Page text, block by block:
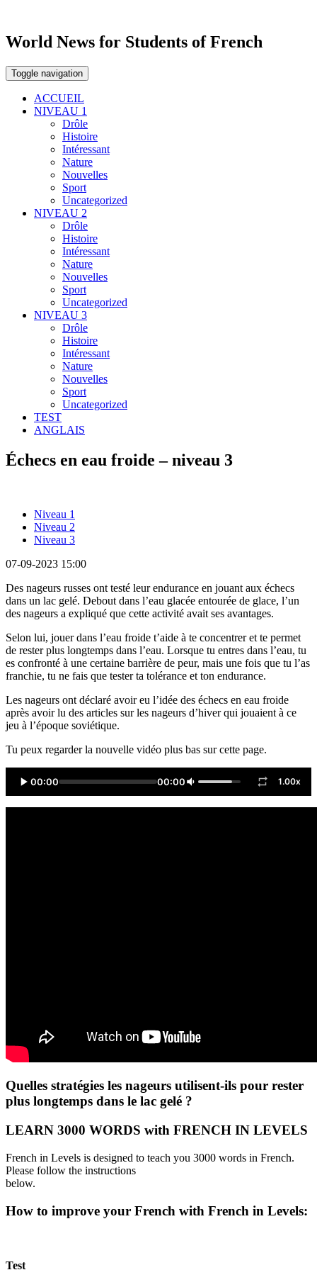
World News for Students of French
Toggle navigation
ACCUEIL
NIVEAU 1
Drôle
Histoire
Intéressant
Nature
Nouvelles
Sport
Uncategorized
NIVEAU 2
Drôle
Histoire
Intéressant
Nature
Nouvelles
Sport
Uncategorized
NIVEAU 3
Drôle
Histoire
Intéressant
Nature
Nouvelles
Sport
Uncategorized
TEST
ANGLAIS
Échecs en eau froide – niveau 3
Niveau 1
Niveau 2
Niveau 3
07-09-2023 15:00
Des nageurs russes ont testé leur endurance en jouant aux échecs
dans un lac gelé. Debout dans l’eau glacée entourée de glace, l’un
des nageurs a expliqué que cette activité avait ses avantages.
Selon lui, jouer dans l’eau froide t’aide à te concentrer et te permet
de rester plus longtemps dans l’eau. Lorsque tu entres dans l’eau, tu
es confronté à une certaine barrière de peur, mais une fois que tu l’as
franchie, tu ne fais que tester ta tolérance et ton endurance.
Les nageurs ont déclaré avoir eu l’idée des échecs en eau froide
après avoir lu des articles sur les nageurs d’hiver qui jouaient à ce
jeu à l’époque soviétique.
Tu peux regarder la nouvelle vidéo plus bas sur cette page.
00:00 00:00 1.00x
Quelles stratégies les nageurs utilisent-ils pour rester
plus longtemps dans le lac gelé ?
LEARN 3000 WORDS with FRENCH IN LEVELS
French in Levels is designed to teach you 3000 words in French.
Please follow the instructions
below.
How to improve your French with French in Levels:
Test